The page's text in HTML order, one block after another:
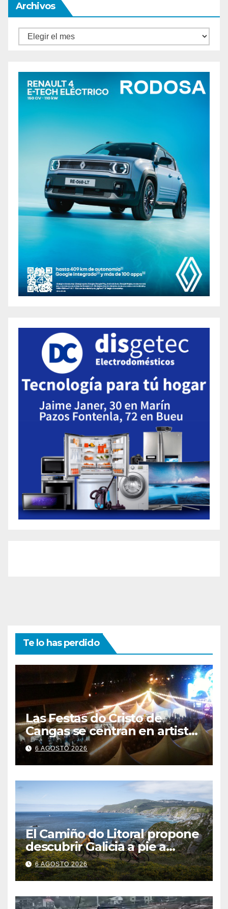
Archivos
Archivos
Te lo has perdido
Las Festas do Cristo de
Cangas se centran en artistas
gallegos
6 AGOSTO 2026
El Camiño do Litoral propone
descubrir Galicia a pie a
través de más de 1.300
kilómetros
6 AGOSTO 2026